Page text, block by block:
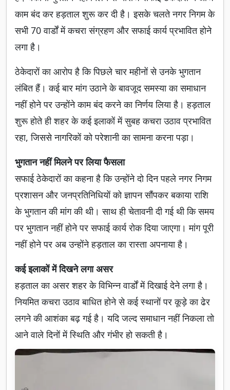
काम बंद कर हड़ताल शुरू कर दी है। इसके चलते नगर निगम के
सभी 70 वार्डों में कचरा संग्रहण और सफाई कार्य प्रभावित होने
लगा है।
ठेकेदारों का आरोप है कि पिछले चार महीनों से उनके भुगतान
लंबित हैं। कई बार मांग उठाने के बावजूद समस्या का समाधान
नहीं होने पर उन्होंने काम बंद करने का निर्णय लिया है। हड़ताल
शुरू होते ही शहर के कई इलाकों में सुबह कचरा उठाव प्रभावित
रहा, जिससे नागरिकों को परेशानी का सामना करना पड़ा।
भुगतान नहीं मिलने पर लिया फैसला
सफाई ठेकेदारों का कहना है कि उन्होंने दो दिन पहले नगर निगम
प्रशासन और जनप्रतिनिधियों को ज्ञापन सौंपकर बकाया राशि
के भुगतान की मांग की थी। साथ ही चेतावनी दी गई थी कि समय
पर भुगतान नहीं होने पर सफाई कार्य रोक दिया जाएगा। मांग पूरी
नहीं होने पर अब उन्होंने हड़ताल का रास्ता अपनाया है।
कई इलाकों में दिखने लगा असर
हड़ताल का असर शहर के विभिन्न वार्डों में दिखाई देने लगा है।
नियमित कचरा उठाव बाधित होने से कई स्थानों पर कूड़े का ढेर
लगने की आशंका बढ़ गई है। यदि जल्द समाधान नहीं निकला तो
आने वाले दिनों में स्थिति और गंभीर हो सकती है।